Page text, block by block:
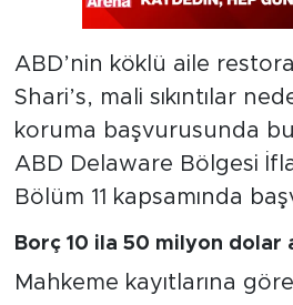
ABD’nin köklü aile
Shari’s, mali sıkıntılar
koruma başvurusunda
ABD Delaware Bölgesi
Bölüm 11 kapsamında
Borç 10 ila 50 milyon dolar
Mahkeme kayıtlarına